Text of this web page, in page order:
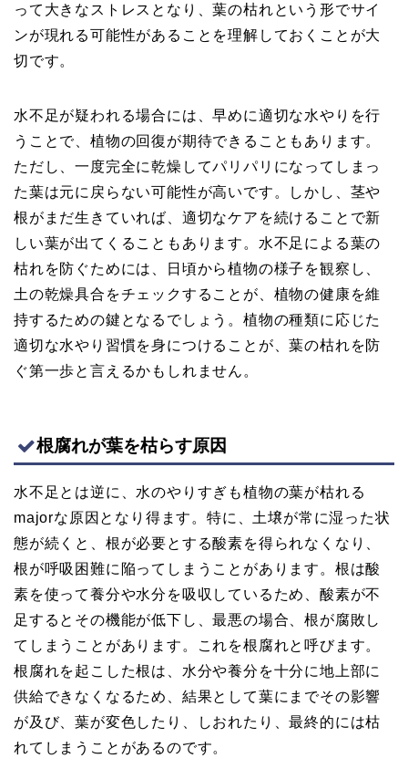
って大きなストレスとなり、葉の枯れという形でサイ
ンが現れる可能性があることを理解しておくことが大
切です。
水不足が疑われる場合には、早めに適切な水やりを行
うことで、植物の回復が期待できることもあります。
ただし、一度完全に乾燥してパリパリになってしまっ
た葉は元に戻らない可能性が高いです。しかし、茎や
根がまだ生きていれば、適切なケアを続けることで新
しい葉が出てくることもあります。水不足による葉の
枯れを防ぐためには、日頃から植物の様子を観察し、
土の乾燥具合をチェックすることが、植物の健康を維
持するための鍵となるでしょう。植物の種類に応じた
適切な水やり習慣を身につけることが、葉の枯れを防
ぐ第一歩と言えるかもしれません。
根腐れが葉を枯らす原因
水不足とは逆に、水のやりすぎも植物の葉が枯れる
majorな原因となり得ます。特に、土壌が常に湿った状
態が続くと、根が必要とする酸素を得られなくなり、
根が呼吸困難に陥ってしまうことがあります。根は酸
素を使って養分や水分を吸収しているため、酸素が不
足するとその機能が低下し、最悪の場合、根が腐敗し
てしまうことがあります。これを根腐れと呼びます。
根腐れを起こした根は、水分や養分を十分に地上部に
供給できなくなるため、結果として葉にまでその影響
が及び、葉が変色したり、しおれたり、最終的には枯
れてしまうことがあるのです。